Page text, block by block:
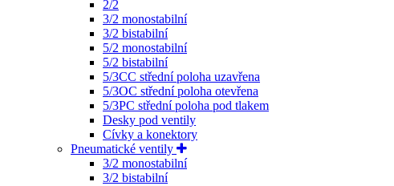
2/2
3/2 monostabilní
3/2 bistabilní
5/2 monostabilní
5/2 bistabilní
5/3CC střední poloha uzavřena
5/3OC střední poloha otevřena
5/3PC střední poloha pod tlakem
Desky pod ventily
Cívky a konektory
Pneumatické ventily
3/2 monostabilní
3/2 bistabilní